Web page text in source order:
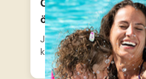
Garfield és Barátai
övezet
Jon, Garfield és Ubul
kisvárosba, Polecat